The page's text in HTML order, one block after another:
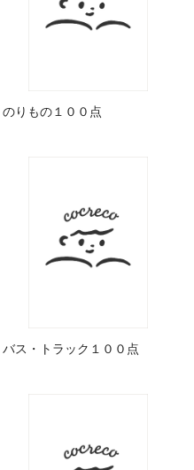
のりもの１００点
バス・トラック１００点